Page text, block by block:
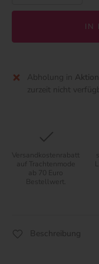
IN
Abholung in
zurzeit nicht
Versandkostenrabatt
auf Trachtenmode
ab 70 Euro
Bestellwert.
Beschreibung